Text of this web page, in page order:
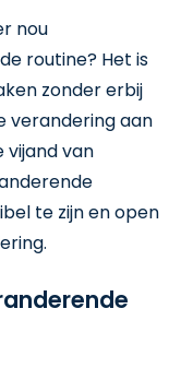
nou
routine? Het is
zonder erbij
verandering aan
vijand van
te zijn en open